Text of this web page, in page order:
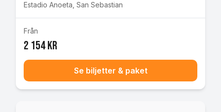
Estadio Anoeta San Sebastian
Från
2 154 kr
Se biljetter & paket